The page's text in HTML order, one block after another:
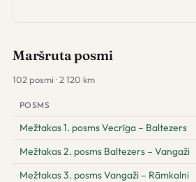
Maršruta posmi
102 posmi · 2 120 km
POSMS
Mežtakas 1. posms Vecrīga – Baltezers
Mežtakas 2. posms Baltezers – Vangaži
Mežtakas 3. posms Vangaži – Rāmkalni